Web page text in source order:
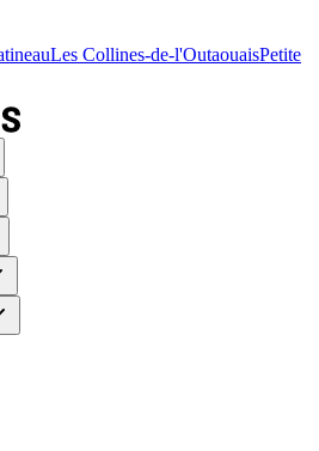
Les Collines-de-l'OutaouaisPetite